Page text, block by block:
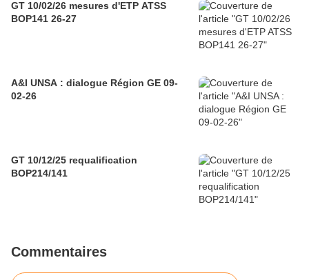
GT 10/02/26 mesures d'ETP ATSS
BOP141 26-27
A&I UNSA : dialogue Région GE 09-
02-26
GT 10/12/25 requalification
BOP214/141
Commentaires